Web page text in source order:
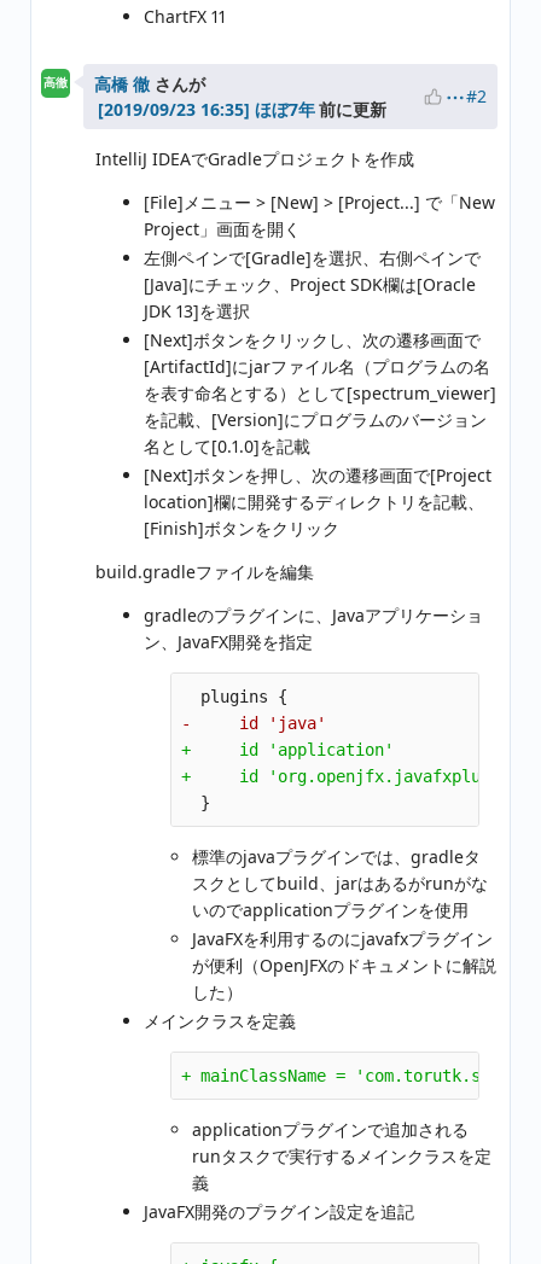
ChartFX 11
高徹 高橋 徹 さんが
ほぼ7年前に更新
#2
IntelliJ IDEAでGradleプロジェクトを作成
[File]メニュー > [New] > [Project...] で「New
Project」画面を開く
左側ペインで[Gradle]を選択、右側ペインで
[Java]にチェック、Project SDK欄は[Oracle
JDK 13]を選択
[Next]ボタンをクリックし、次の遷移画面で
[ArtifactId]にjarファイル名（プログラムの名
を表す命名とする）として[spectrum_viewer]
を記載、[Version]にプログラムのバージョン
名として[0.1.0]を記載
[Next]ボタンを押し、次の遷移画面で[Project
location]欄に開発するディレクトリを記載、
[Finish]ボタンをクリック
build.gradleファイルを編集
gradleのプラグインに、Javaアプリケーショ
ン、JavaFX開発を指定
+     id 'application'
標準のjavaプラグインでは、gradleタ
スクとしてbuild、jarはあるがrunがな
いのでapplicationプラグインを使用
JavaFXを利用するのにjavafxプラグイン
が便利（OpenJFXのドキュメントに解説
した）
メインクラスを定義
applicationプラグインで追加される
runタスクで実行するメインクラスを定
義
JavaFX開発のプラグイン設定を追記